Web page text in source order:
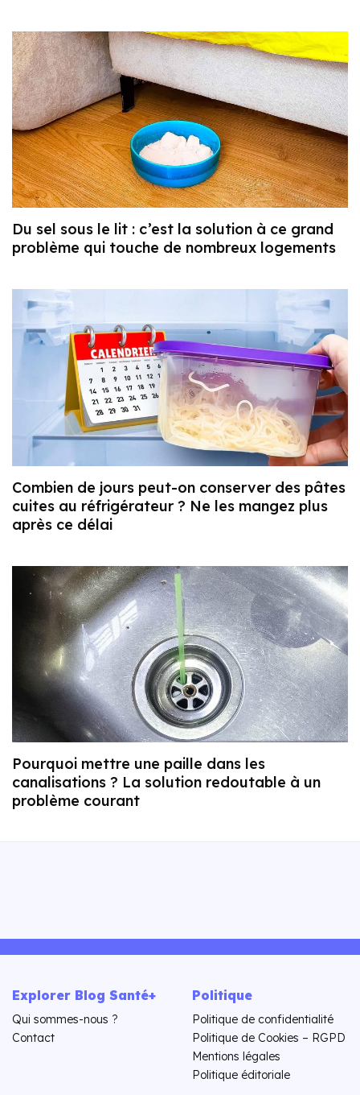
Du sel sous le lit : c’est la solution à ce grand
problème qui touche de nombreux logements
Combien de jours peut-on conserver des pâtes
cuites au réfrigérateur ? Ne les mangez plus
après ce délai
Pourquoi mettre une paille dans les
canalisations ? La solution redoutable à un
problème courant
Explorer Blog Santé+
Qui sommes-nous ?
Contact
Politique
Politique de confidentialité
Politique de Cookies – RGPD
Mentions légales
Politique éditoriale